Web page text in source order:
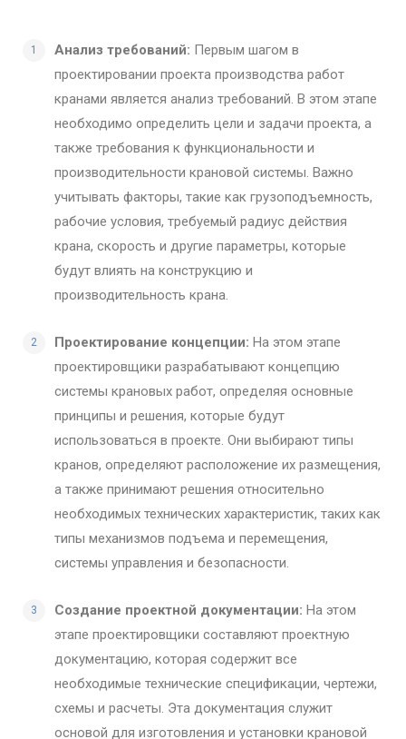
Анализ требований: Первым шагом в
проектировании проекта производства работ
кранами является анализ требований. В этом этапе
необходимо определить цели и задачи проекта, а
также требования к функциональности и
производительности крановой системы. Важно
учитывать факторы, такие как грузоподъемность,
рабочие условия, требуемый радиус действия
крана, скорость и другие параметры, которые
будут влиять на конструкцию и
производительность крана.
Проектирование концепции: На этом этапе
проектировщики разрабатывают концепцию
системы крановых работ, определяя основные
принципы и решения, которые будут
использоваться в проекте. Они выбирают типы
кранов, определяют расположение их размещения,
а также принимают решения относительно
необходимых технических характеристик, таких как
типы механизмов подъема и перемещения,
системы управления и безопасности.
Создание проектной документации: На этом
этапе проектировщики составляют проектную
документацию, которая содержит все
необходимые технические спецификации, чертежи,
схемы и расчеты. Эта документация служит
основой для изготовления и установки крановой